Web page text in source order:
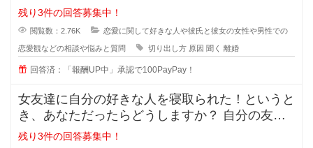
ますか？ 離婚した原因を聞
残り3件の回答募集中！
閲覧数：2.76K 恋愛に関して好きな人や彼氏と彼女の女性や男性での
恋愛観などの相談や悩みと質問 切り出し方 原因 聞く 離婚
回答済：「報酬UP中」承認で100PayPay！
女友達に自分の好きな人を寝取られた！というと
き、あなただったらどうしますか？ 自分の友達
に好きな人の話をするのは女
残り3件の回答募集中！